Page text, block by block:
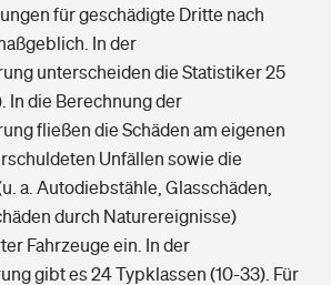
für geschädigte Dritte nach
In der
unterscheiden die Statistiker 25
In die Berechnung der
fließen die Schäden am eigenen
Unfällen sowie die
a. Autodiebstähle, Glasschäden,
durch Naturereignisse)
Fahrzeuge ein. In der
gibt es 24 Typklassen (10-33). Für